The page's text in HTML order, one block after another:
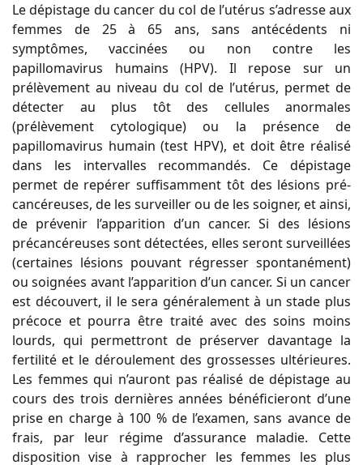
Le dépistage du cancer du col de l’utérus s’adresse aux
femmes de 25 à 65 ans, sans antécédents ni
symptômes, vaccinées ou non contre les
papillomavirus humains (HPV). Il repose sur un
prélèvement au niveau du col de l’utérus, permet de
détecter au plus tôt des cellules anormales
(prélèvement cytologique) ou la présence de
papillomavirus humain (test HPV), et doit être réalisé
dans les intervalles recommandés. Ce dépistage
permet de repérer suffisamment tôt des lésions pré-
cancéreuses, de les surveiller ou de les soigner, et ainsi,
de prévenir l’apparition d’un cancer. Si des lésions
précancéreuses sont détectées, elles seront surveillées
(certaines lésions pouvant régresser spontanément)
ou soignées avant l’apparition d’un cancer. Si un cancer
est découvert, il le sera généralement à un stade plus
précoce et pourra être traité avec des soins moins
lourds, qui permettront de préserver davantage la
fertilité et le déroulement des grossesses ultérieures.
Les femmes qui n’auront pas réalisé de dépistage au
cours des trois dernières années bénéficieront d’une
prise en charge à 100 % de l’examen, sans avance de
frais, par leur régime d’assurance maladie. Cette
disposition vise à rapprocher les femmes les plus